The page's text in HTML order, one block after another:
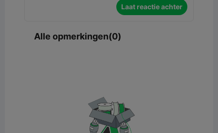
Laat reactie achter
Alle opmerkingen(0)